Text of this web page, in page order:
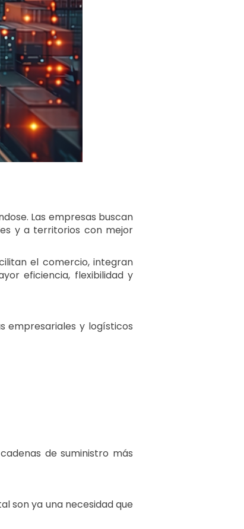
Las empresas buscan
y a territorios con mejor
el comercio, integran
eficiencia, flexibilidad y
empresariales y logísticos
de suministro más
son ya una necesidad que